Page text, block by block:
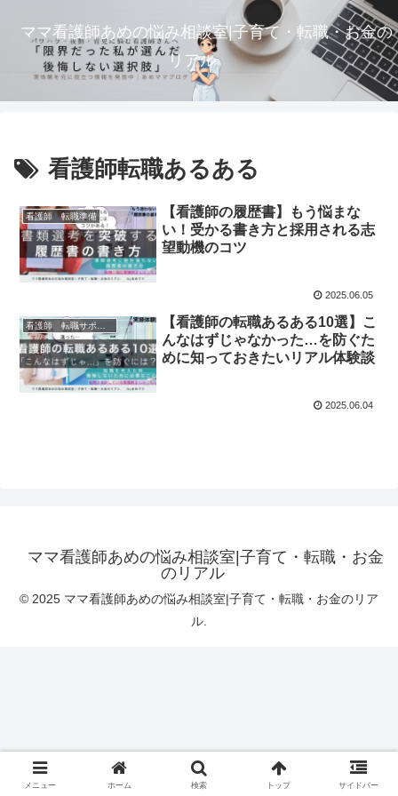
ママ看護師あめの悩み相談室|子育て・転職・お金の
リアル
看護師転職あるある
看護師 転職準備
【看護師の履歴書】もう悩まな
い！受かる書き方と採用される志
望動機のコツ
2025.06.05
看護師 転職サポート
【看護師の転職あるある10選】こ
んなはずじゃなかった…を防ぐた
めに知っておきたいリアル体験談
2025.06.04
ママ看護師あめの悩み相談室|子育て・転職・お金
のリアル
© 2025 ママ看護師あめの悩み相談室|子育て・転職・お金のリア
ル.
メニュー ホーム 検索 トップ サイドバー